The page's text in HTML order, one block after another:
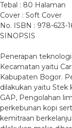
Tebal : 80 Halaman
Cover : Soft Cover
No. ISBN : 978-623-
SINOPSIS
Penerapan
Kecamatan yaitu
Kabupaten Bogor.
dilakukan yaitu Stek
GAP, Pengolahan
perkebunan kopi
kemitraan